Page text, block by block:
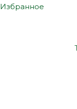
Избранное